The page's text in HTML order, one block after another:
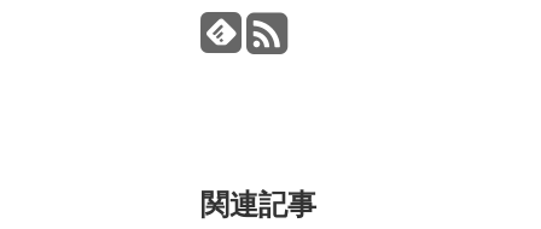
関連記事